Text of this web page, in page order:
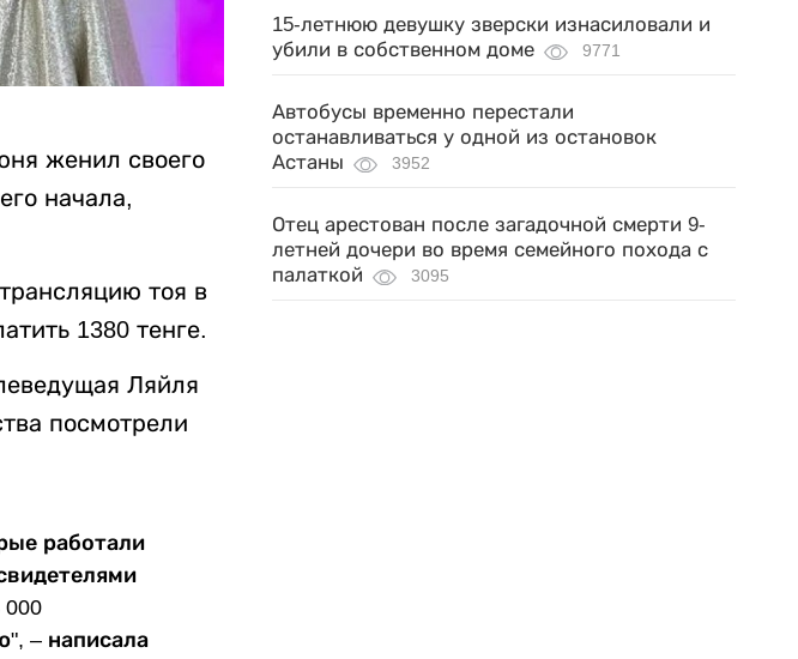
женил своего
начала,
тоя в
1380 тенге.
Ляйля
посмотрели
работали
– написала
15-летнюю девушку зверски изнасиловали и
убили в собственном доме
9771
Автобусы временно перестали
останавливаться у одной из остановок
Астаны
3952
Отец арестован после загадочной смерти 9-
летней дочери во время семейного похода с
палаткой
3095